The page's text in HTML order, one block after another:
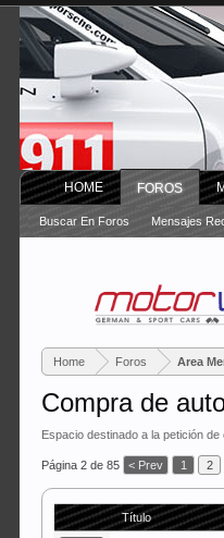
Home Foros Area
Compra de
Espacio destinado a la petición
Página 2 de 85 < Prev 1 2
Título
HOME FOROS
Buscar En Foros Mensajes